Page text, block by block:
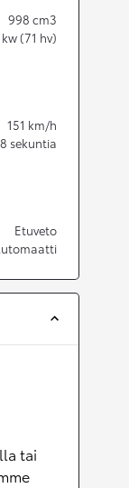
998 cm3
kw (71 hv)
151 km/h
sekuntia
Etuveto
tai